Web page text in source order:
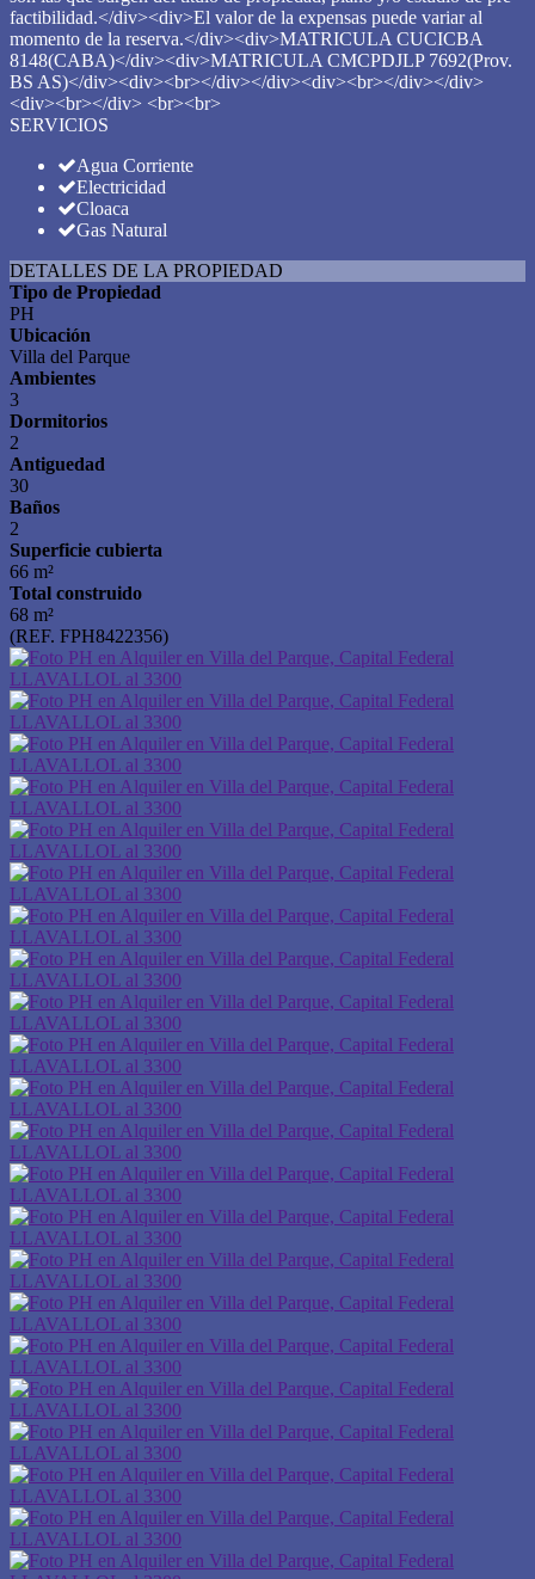
factibilidad.</div><div>El valor de la expensas puede variar al
momento de la reserva.</div><div>MATRICULA CUCICBA
8148(CABA)</div><div>MATRICULA CMCPDJLP 7692(Prov.
BS AS)</div><div><br></div></div><div><br></div></div>
<div><br></div> <br><br>
SERVICIOS
Agua Corriente
Electricidad
Cloaca
Gas Natural
DETALLES DE LA PROPIEDAD
Tipo de Propiedad
PH
Ubicación
Villa del Parque
Ambientes
3
Dormitorios
2
Antiguedad
30
Baños
2
Superficie cubierta
66 m²
Total construido
68 m²
(REF. FPH8422356)